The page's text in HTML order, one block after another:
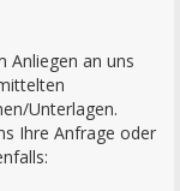
Anliegen an uns
Unterlagen.
Ihre Anfrage oder